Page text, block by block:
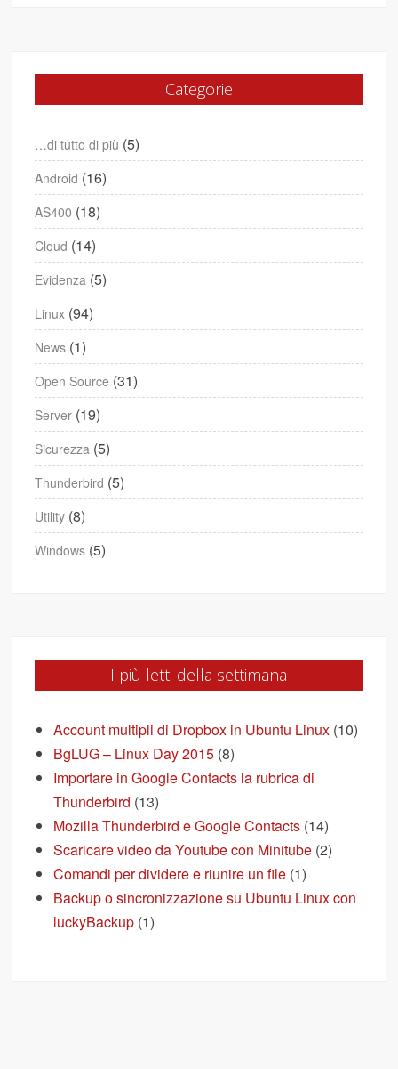
Categorie
…di tutto di più (5)
Android (16)
AS400 (18)
Cloud (14)
Evidenza (5)
Linux (94)
News (1)
Open Source (31)
Server (19)
Sicurezza (5)
Thunderbird (5)
Utility (8)
Windows (5)
I più letti della settimana
Account multipli di Dropbox in Ubuntu Linux (10)
BgLUG – Linux Day 2015 (8)
Importare in Google Contacts la rubrica di
Thunderbird (13)
Mozilla Thunderbird e Google Contacts (14)
Scaricare video da Youtube con Minitube (2)
Comandi per dividere e riunire un file (1)
Backup o sincronizzazione su Ubuntu Linux con
luckyBackup (1)